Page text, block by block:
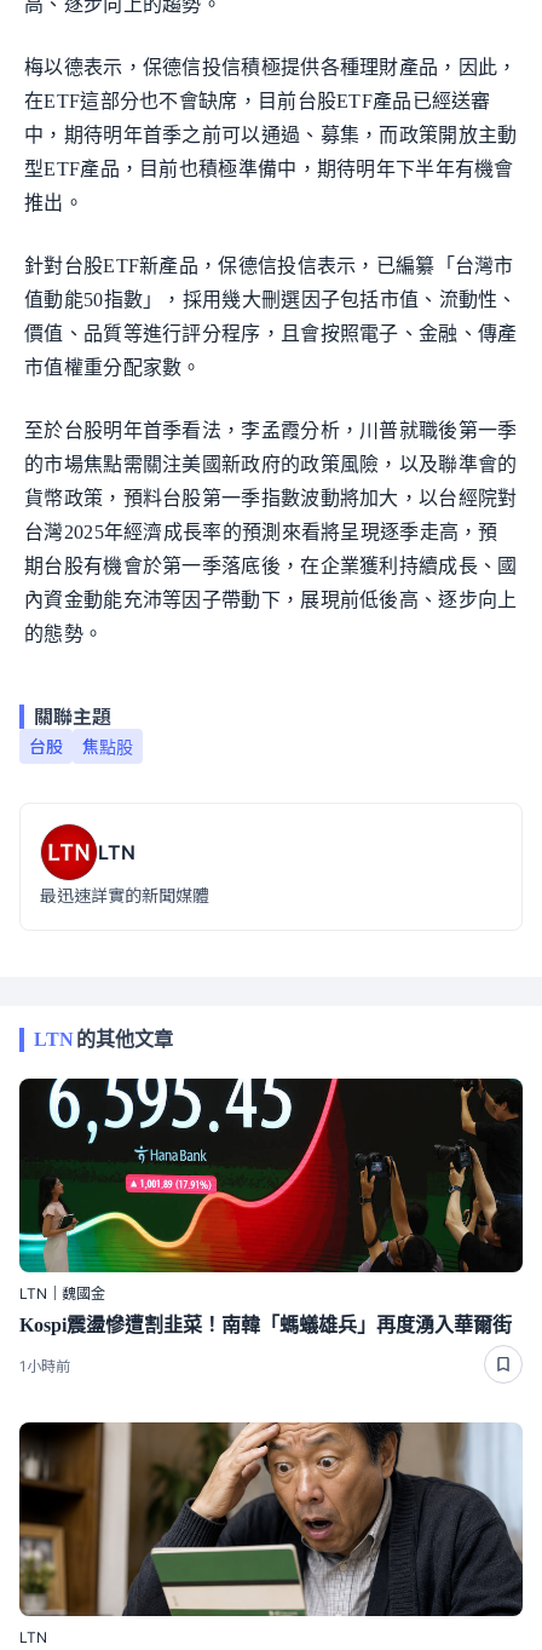
高、逐步向上的趨勢。
梅以德表示，保德信投信積極提供各種理財產品，因此，
在ETF這部分也不會缺席，目前台股ETF產品已經送審
中，期待明年首季之前可以通過、募集，而政策開放主動
型ETF產品，目前也積極準備中，期待明年下半年有機會
推出。
針對台股ETF新產品，保德信投信表示，已編纂「台灣市
值動能50指數」，採用幾大刪選因子包括市值、流動性、
價值、品質等進行評分程序，且會按照電子、金融、傳產
市值權重分配家數。
至於台股明年首季看法，李孟霞分析，川普就職後第一季
的市場焦點需關注美國新政府的政策風險，以及聯準會的
貨幣政策，預料台股第一季指數波動將加大，以台經院對
台灣2025年經濟成長率的預測來看將呈現逐季走高，預
期台股有機會於第一季落底後，在企業獲利持續成長、國
內資金動能充沛等因子帶動下，展現前低後高、逐步向上
的態勢。
關聯主題
台股 焦點股
LTN
最迅速詳實的新聞媒體
LTN的其他文章
LTN｜魏國金
Kospi震盪慘遭割韭菜！南韓「螞蟻雄兵」再度湧入華爾街
1小時前
LTN